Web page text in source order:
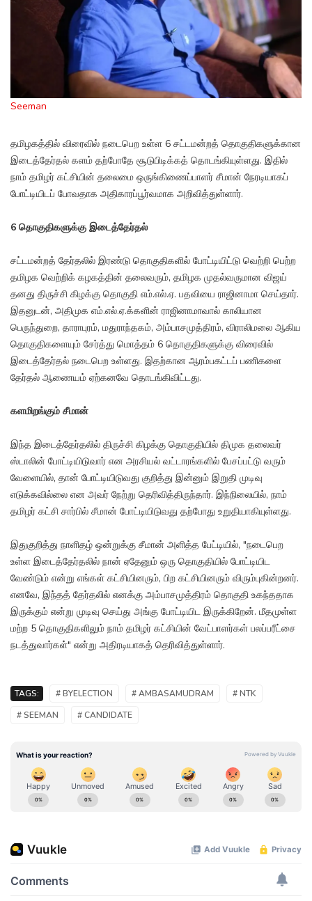
Seeman
தமிழகத்தில் விரைவில் நடைபெற உள்ள 6 சட்டமன்றத் தொகுதிகளுக்கான
இடைத்தேர்தல் களம் தற்போதே சூடுபிடிக்கத் தொடங்கியுள்ளது. இதில்
நாம் தமிழர் கட்சியின் தலைமை ஒருங்கிணைப்பாளர் சீமான் நேரடியாகப்
போட்டியிடப் போவதாக அதிகாரப்பூர்வமாக அறிவித்துள்ளார்.
6 தொகுதிகளுக்கு இடைத்தேர்தல்
சட்டமன்றத் தேர்தலில் இரண்டு தொகுதிகளில் போட்டியிட்டு வெற்றி பெற்ற
தமிழக வெற்றிக் கழகத்தின் தலைவரும், தமிழக முதல்வருமான விஜய்
தனது திருச்சி கிழக்கு தொகுதி எம்.எல்.ஏ. பதவியை ராஜினாமா செய்தார்.
இதனுடன், அதிமுக எம்.எல்.ஏ.க்களின் ராஜினாமாவால் காலியான
பெருந்துறை, தாராபுரம், மதுராந்தகம், அம்பாசமுத்திரம், விராலிமலை ஆகிய
தொகுதிகளையும் சேர்த்து மொத்தம் 6 தொகுதிகளுக்கு விரைவில்
இடைத்தேர்தல் நடைபெற உள்ளது. இதற்கான ஆரம்பகட்டப் பணிகளை
தேர்தல் ஆணையம் ஏற்கனவே தொடங்கிவிட்டது.
களமிறங்கும் சீமான்
இந்த இடைத்தேர்தலில் திருச்சி கிழக்கு தொகுதியில் திமுக தலைவர்
ஸ்டாலின் போட்டியிடுவார் என அரசியல் வட்டாரங்களில் பேசப்பட்டு வரும்
வேளையில், தான் போட்டியிடுவது குறித்து இன்னும் இறுதி முடிவு
எடுக்கவில்லை என அவர் நேற்று தெரிவித்திருந்தார். இந்நிலையில், நாம்
தமிழர் கட்சி சார்பில் சீமான் போட்டியிடுவது தற்போது உறுதியாகியுள்ளது.
இதுகுறித்து நாளிதழ் ஒன்றுக்கு சீமான் அளித்த பேட்டியில், "நடைபெற
உள்ள இடைத்தேர்தலில் நான் ஏதேனும் ஒரு தொகுதியில் போட்டியிட
வேண்டும் என்று எங்கள் கட்சியினரும், பிற கட்சியினரும் விரும்புகின்றனர்.
எனவே, இந்தத் தேர்தலில் எனக்கு அம்பாசமுத்திரம் தொகுதி உகந்ததாக
இருக்கும் என்று முடிவு செய்து அங்கு போட்டியிட இருக்கிறேன். மீதமுள்ள
மற்ற 5 தொகுதிகளிலும் நாம் தமிழர் கட்சியின் வேட்பாளர்கள் பலப்பரீட்சை
நடத்துவார்கள்" என்று அதிரடியாகத் தெரிவித்துள்ளார்.
TAGS: # BYELECTION # AMBASAMUDRAM
# NTK
# SEEMAN
# CANDIDATE